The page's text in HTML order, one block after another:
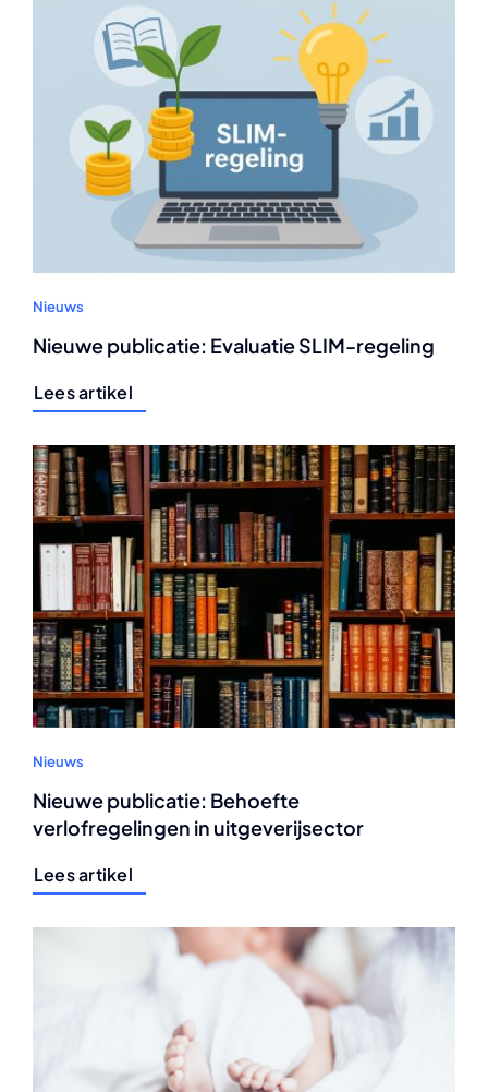
Nieuws
Nieuwe publicatie: Evaluatie SLIM-regeling
Lees artikel
Nieuws
Nieuwe publicatie: Behoefte
verlofregelingen in uitgeverijsector
Lees artikel